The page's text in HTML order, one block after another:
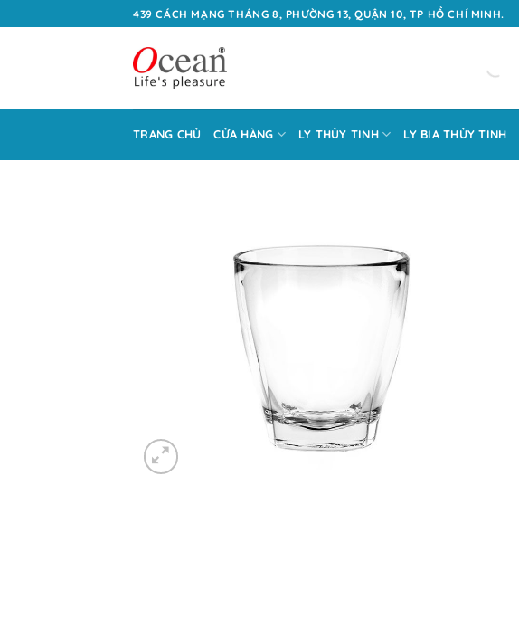
qua
439 CÁCH MẠNG THÁNG 8, PHƯỜNG 13, QUẬN 10, TP HỒ CHÍ MINH.
TRANG CHỦ CỬA HÀNG LY THỦY TINH LY BIA THỦY TINH